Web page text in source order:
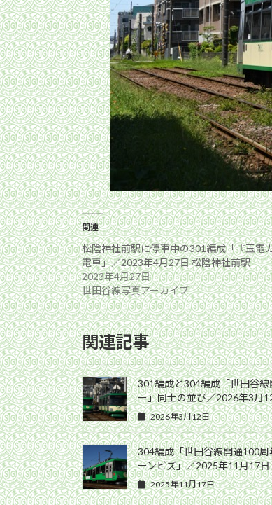
関連
松陰神社前駅に停車中の301編成「『玉電
電車」／2023年4月27日 松陰神社前駅
2023年4月27日
世田谷線写真アーカイブ
関連記事
301編成と304編成「世田谷
ー」同士の並び／2026年3月
2026年3月12日
304編成「世田谷線開通100
ーンビズ」／2025年11月17
2025年11月17日